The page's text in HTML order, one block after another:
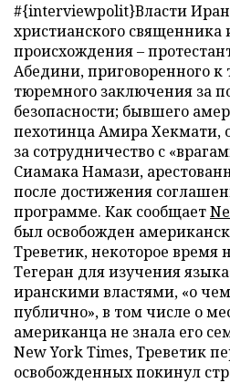
#{interviewpolit}Власти
христианского священника
происхождения –
Абедини, приговоренного к
тюремного заключения за
безопасности; бывшего
пехотинца Амира Хекмати,
за сотрудничество с
Сиамака Намази,
после достижения
программе. Как сообщает
был освобожден
Треветик, некоторое
Тегеран для изучения
иранскими властями, «о
публично», в том числе о
американца не знала его
New York Times, Треветик
освобожденных покинул